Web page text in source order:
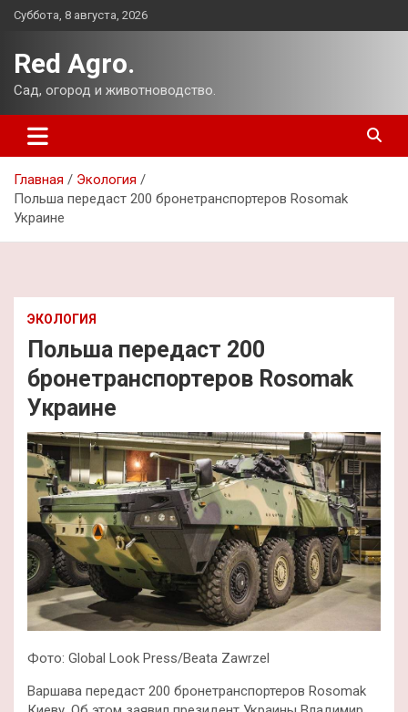
Перейти
Суббота, 8 августа, 2026
Red Agro.
Сад, огород и животноводство.
Главная
Экология
Польша передаст 200 бронетранспортеров Rosomak
Украине
ЭКОЛОГИЯ
Польша передаст 200
бронетранспортеров Rosomak
Украине
Фото: Global Look Press/Beata Zawrzel
Варшава передаст 200 бронетранспортеров Rosomak